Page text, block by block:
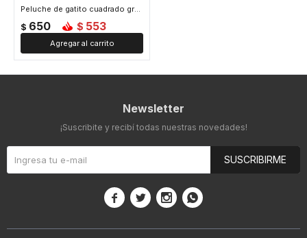
Peluche de gatito cuadrado grande - Marrón
$ 650 $ 553
Newsletter
¡Suscribite y recibí todas nuestras novedades!
SUSCRIBIRME
   